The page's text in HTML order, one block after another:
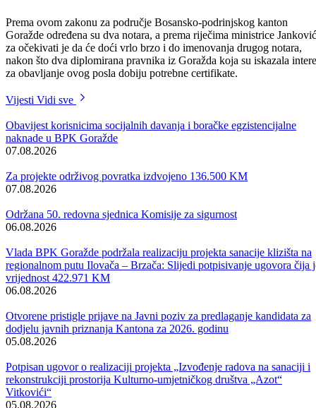
U organizaciji kantonalnog Ministarstva za pravosuđe, upravu i radne
Vlade i pravosudnih organa, upriličena svečana ceremonija
podrinjskog kantona Goražde.
Povelju diplomiranom pravniku Samiru Šlaku iz Sarajeva uručila je
Tako je poslije nekoliko neuspjelih javnih konkursa i ovaj kanton
konačno dobio svog notara, te može započeti sa implementacijom